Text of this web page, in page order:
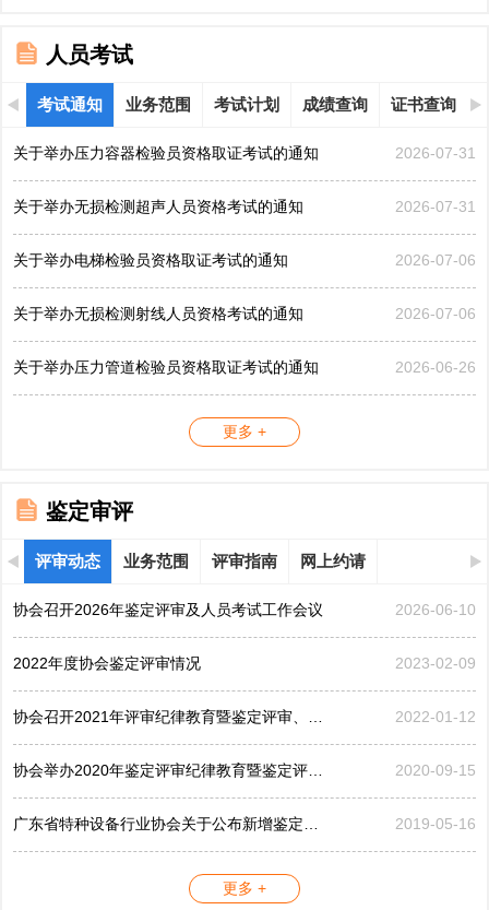
人员考试
考试通知 业务范围 考试计划 成绩查询 证书查询
关于举办压力容器检验员资格取证考试的通知 2026-07-31
关于举办无损检测超声人员资格考试的通知 2026-07-31
关于举办电梯检验员资格取证考试的通知 2026-07-06
关于举办无损检测射线人员资格考试的通知 2026-07-06
关于举办压力管道检验员资格取证考试的通知 2026-06-26
更多 +
鉴定审评
评审动态 业务范围 评审指南 网上约请
协会召开2026年鉴定评审及人员考试工作会议 2026-06-10
2022年度协会鉴定评审情况 2023-02-09
协会召开2021年评审纪律教育暨鉴定评审、考评工作会议 2022-01-12
协会举办2020年鉴定评审纪律教育暨鉴定评审工作会议 2020-09-15
广东省特种设备行业协会关于公布新增鉴定评审员的公告... 2019-05-16
更多 +